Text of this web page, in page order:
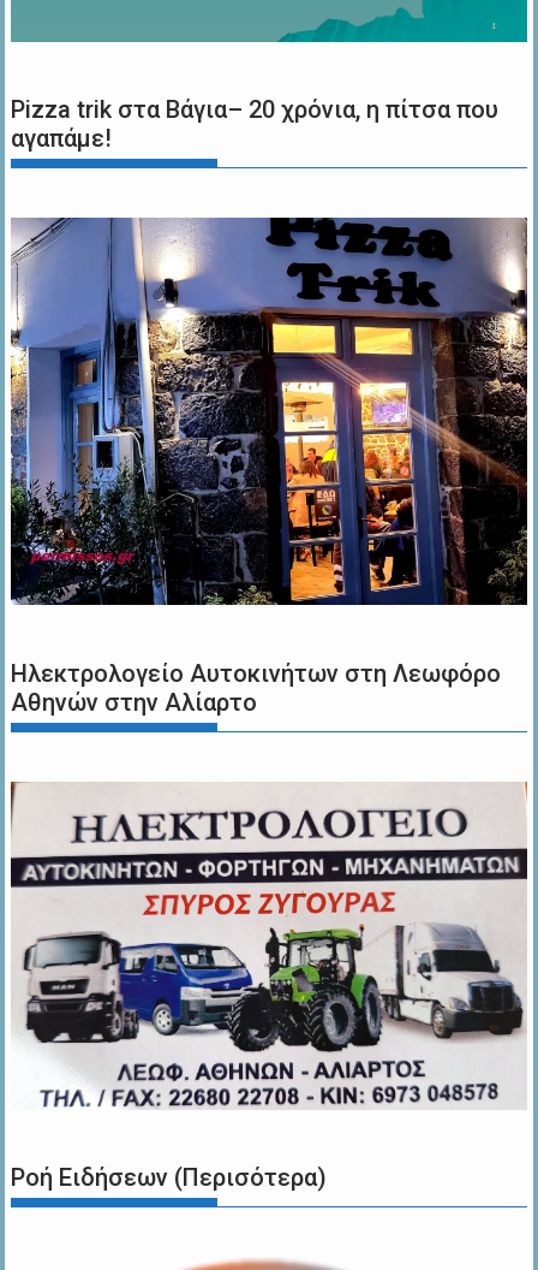
Pizza trik στα Βάγια– 20 χρόνια, η πίτσα που
αγαπάμε!
Ηλεκτρολογείο Αυτοκινήτων στη Λεωφόρο
Αθηνών στην Αλίαρτο
Ροή Ειδήσεων (Περισότερα)